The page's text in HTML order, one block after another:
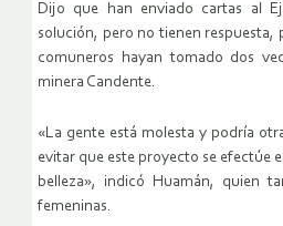
Dijo que han enviado cartas al
solución, pero no tienen respuesta,
comuneros hayan tomado dos
minera Candente.
«La gente está molesta y podría
evitar que este proyecto se efectúe
belleza», indicó Huamán, quien
femeninas.